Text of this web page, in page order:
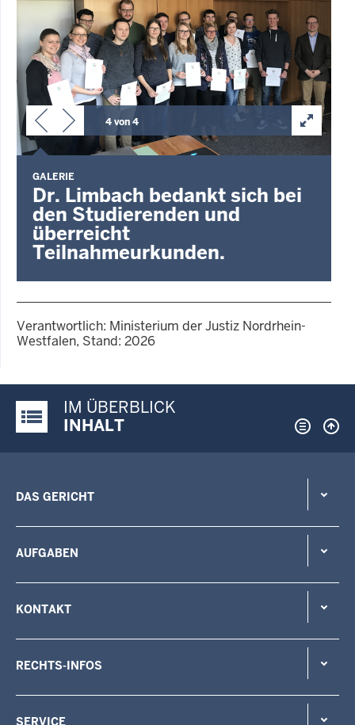
4 von 4
GALERIE
Dr. Limbach bedankt sich bei
den Studierenden und
überreicht
Teilnahmeurkunden.
Verantwortlich: Ministerium der Justiz Nordrhein-
Westfalen, Stand: 2026
Justiz-Portal im Überblick:
IM ÜBERBLICK
INHALT
DAS GERICHT
AUFGABEN
KONTAKT
RECHTS-INFOS
SERVICE